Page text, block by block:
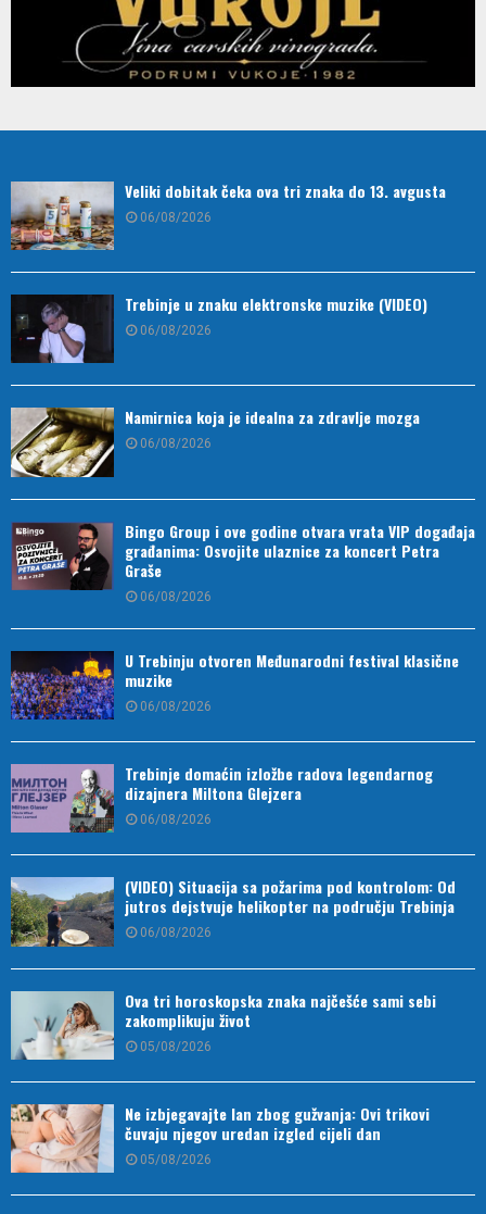
Veliki dobitak čeka ova tri znaka do 13. avgusta
06/08/2026
Trebinje u znaku elektronske muzike (VIDEO)
06/08/2026
Namirnica koja je idealna za zdravlje mozga
06/08/2026
Bingo Group i ove godine otvara vrata VIP događaja
građanima: Osvojite ulaznice za koncert Petra
Graše
06/08/2026
U Trebinju otvoren Međunarodni festival klasične
muzike
06/08/2026
Trebinje domaćin izložbe radova legendarnog
dizajnera Miltona Glejzera
06/08/2026
(VIDEO) Situacija sa požarima pod kontrolom: Od
jutros dejstvuje helikopter na području Trebinja
06/08/2026
Ova tri horoskopska znaka najčešće sami sebi
zakomplikuju život
05/08/2026
Ne izbjegavajte lan zbog gužvanja: Ovi trikovi
čuvaju njegov uredan izgled cijeli dan
05/08/2026